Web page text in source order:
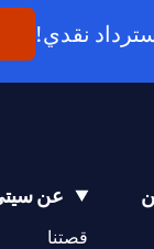
عن
قصتنا
(opens in a new tab)